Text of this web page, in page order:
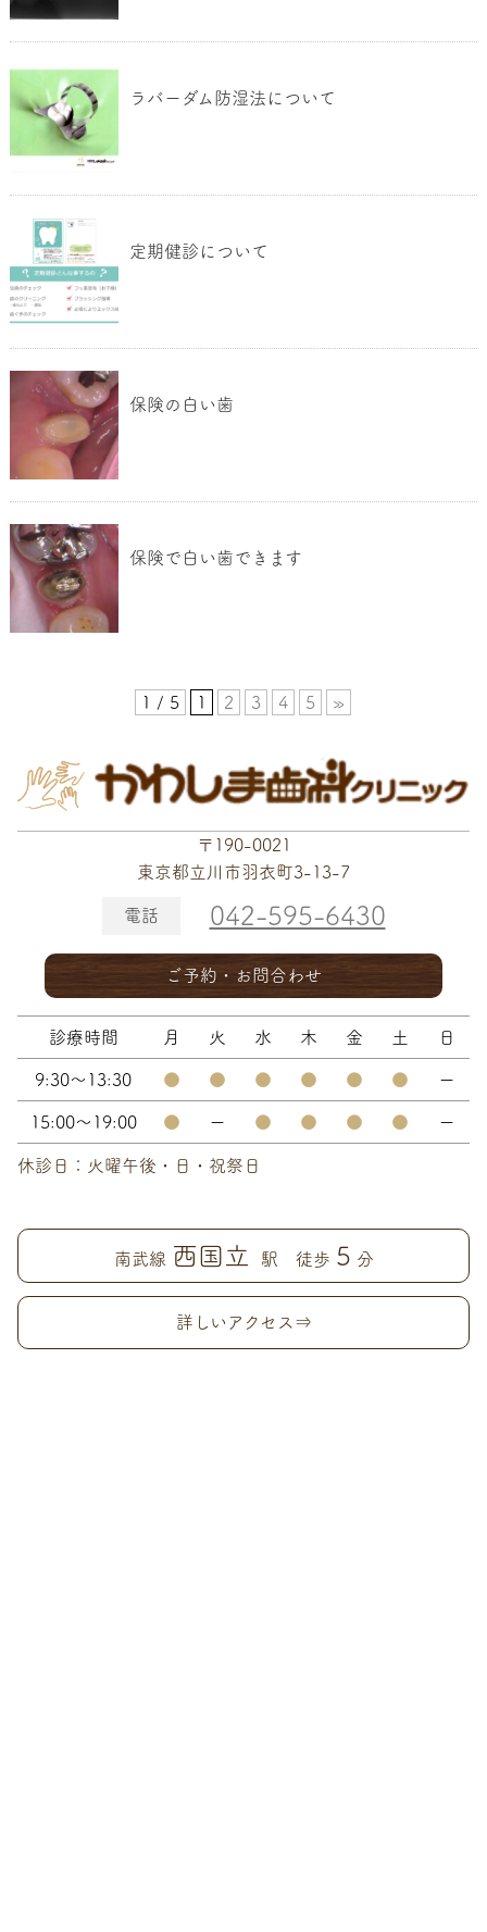
ラバーダム防湿法について
定期健診について
保険の白い歯
保険で白い歯できます
1 / 5 1 2 3 4 5 »
〒190-0021
東京都立川市羽衣町3-13-7
電話 042-595-6430
ご予約・お問合わせ
診療時間 月 火 水 木 金 土 日
9:30～13:30 ● ● ● ● ● ● ー
15:00～19:00 ● ー ● ● ● ● ー
休診日：火曜午後・日・祝祭日
南武線 西国立 駅 徒歩 5 分
詳しいアクセス⇒